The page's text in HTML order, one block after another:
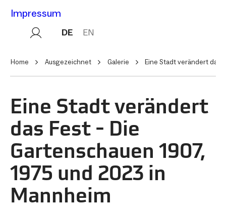
Impressum
DE EN
Home Ausgezeichnet Galerie Eine Stadt verändert das
Eine Stadt verändert
das Fest - Die
Gartenschauen 1907,
1975 und 2023 in
Mannheim